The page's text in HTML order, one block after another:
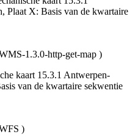
Plaat X: Basis van de kwartaire
1.3.0-http-get-map )
kaart 15.3.1 Antwerpen-
van de kwartaire sekwentie
)